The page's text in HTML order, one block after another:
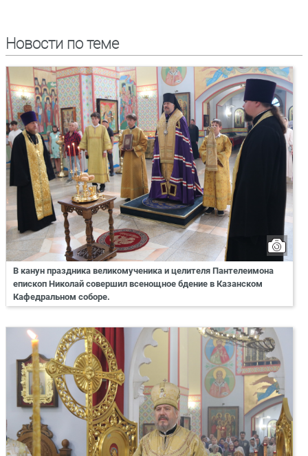
Новости по теме
В канун праздника великомученика и целителя Пантелеимона
епископ Николай совершил всенощное бдение в Казанском
Кафедральном соборе.